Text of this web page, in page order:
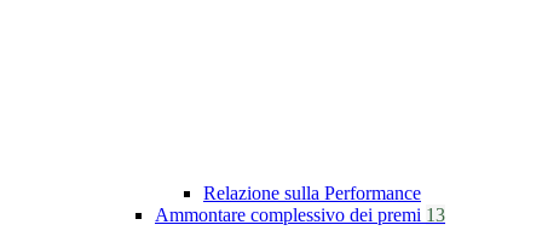
Relazione sulla Performance
Ammontare complessivo dei premi 13